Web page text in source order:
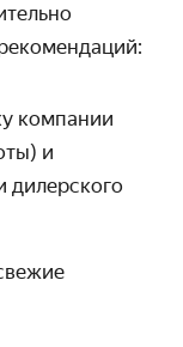
компании
и
дилерского